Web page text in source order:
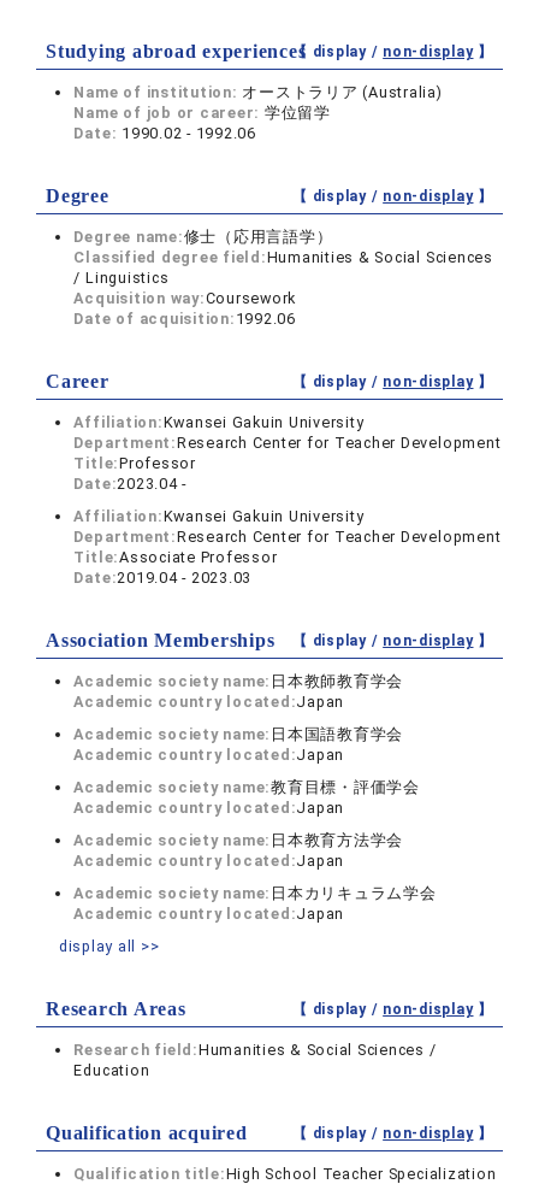
Studying abroad experiences【 display / non-display】
Name of institution: オーストラリア (Australia)
Name of job or career: 学位留学
Date: 1990.02 - 1992.06
Degree 【 display / non-display】
Degree name:修士（応用言語学）
Classified degree field:Humanities & Social Sciences
/ Linguistics
Acquisition way:Coursework
Date of acquisition: 1992.06
Career 【 display / non-display】
Affiliation:Kwansei Gakuin University
Department:Research Center for Teacher Development
Title:Professor
Date:2023.04 -
Affiliation:Kwansei Gakuin University
Department:Research Center for Teacher Development
Title:Associate Professor
Date:2019.04 - 2023.03
Association Memberships 【 display / non-display】
Academic society name: 日本教師教育学会
Academic country located:Japan
Academic society name: 日本国語教育学会
Academic country located:Japan
Academic society name:教育目標・評価学会
Academic country located:Japan
Academic society name: 日本教育方法学会
Academic country located:Japan
Academic society name: 日本カリキュラム学会
Academic country located:Japan
display all >>
Research Areas 【 display / non-display】
Research field:Humanities & Social Sciences /
Education
Qualification acquired 【 display / non-display】
Qualification title:High School Teacher Specialization